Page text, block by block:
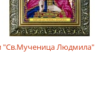
"Св.Мученица Людмила"